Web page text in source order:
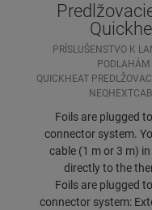
PRÍSLUŠENSTVO K
PODLAHÁM
QUICKHEAT
Foils are plugged
connector system.
cable (1 m or 3 m)
directly to the
Foils are plugged
connector system: